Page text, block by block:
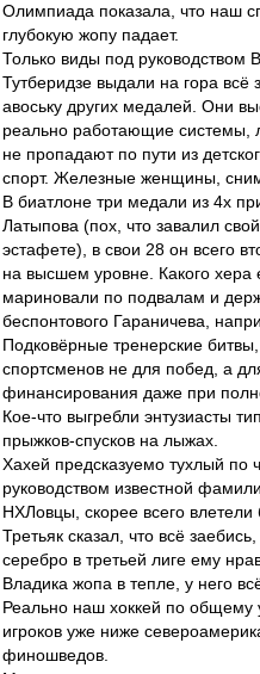
Олимпиада показала, что наш
глубокую жопу падает.
Только виды под руководством
Тутберидзе выдали на гора всё
авоську других медалей. Они
реально работающие системы,
не пропадают по пути из
спорт. Железные женщины,
В биатлоне три медали из 4х
Латыпова (пох, что завалил
эстафете), в свои 28 он всего
на высшем уровне. Какого хера
мариновали по подвалам и
беспонтового Гараничева,
Подковёрные тренерские
спортсменов не для побед, а
финансирования даже при
Кое-что выгребли энтузиасты
прыжков-спусков на лыжах.
Хахей предсказуемо тухлый по
руководством известной
НХЛовцы, скорее всего
Третьяк сказал, что всё
серебро в третьей лиге ему
Владика жопа в тепле, у него
Реально наш хоккей по общему
игроков уже ниже
финошведов.